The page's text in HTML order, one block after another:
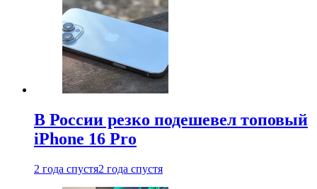
В России резко подешевел топовый
iPhone 16 Pro
2 года спустя2 года спустя